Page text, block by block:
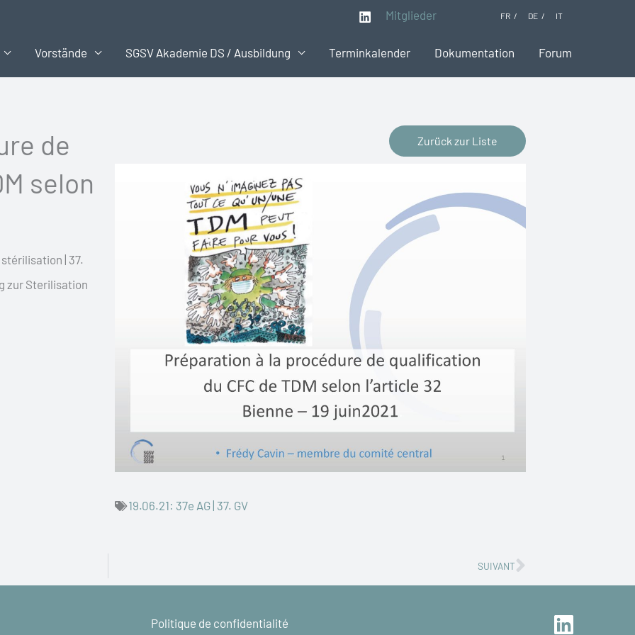
Mitglieder FR DE IT
Vorstände SGSV Akademie DS / Ausbildung Terminkalender Dokumentation Forum
de
selon
| 37.
zur Sterilisation
Zurück zur Liste
19.06.21: 37e AG | 37. GV
SUIVANTNächster
Politique de confidentialité